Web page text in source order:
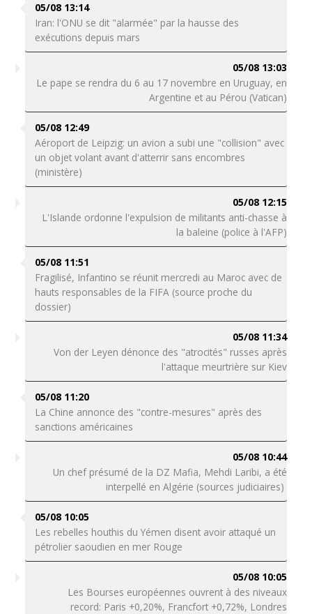
05/08 13:14
Iran: l'ONU se dit "alarmée" par la hausse des
exécutions depuis mars
05/08 13:03
Le pape se rendra du 6 au 17 novembre en Uruguay, en
Argentine et au Pérou (Vatican)
05/08 12:49
Aéroport de Leipzig: un avion a subi une "collision" avec
un objet volant avant d'atterrir sans encombres
(ministère)
05/08 12:15
L'Islande ordonne l'expulsion de militants anti-chasse à
la baleine (police à l'AFP)
05/08 11:51
Fragilisé, Infantino se réunit mercredi au Maroc avec de
hauts responsables de la FIFA (source proche du
dossier)
05/08 11:34
Von der Leyen dénonce des "atrocités" russes après
l'attaque meurtrière sur Kiev
05/08 11:20
La Chine annonce des "contre-mesures" après des
sanctions américaines
05/08 10:44
Un chef présumé de la DZ Mafia, Mehdi Laribi, a été
interpellé en Algérie (sources judiciaires)
05/08 10:05
Les rebelles houthis du Yémen disent avoir attaqué un
pétrolier saoudien en mer Rouge
05/08 10:05
Les Bourses européennes ouvrent à des niveaux
record: Paris +0,20%, Francfort +0,72%, Londres